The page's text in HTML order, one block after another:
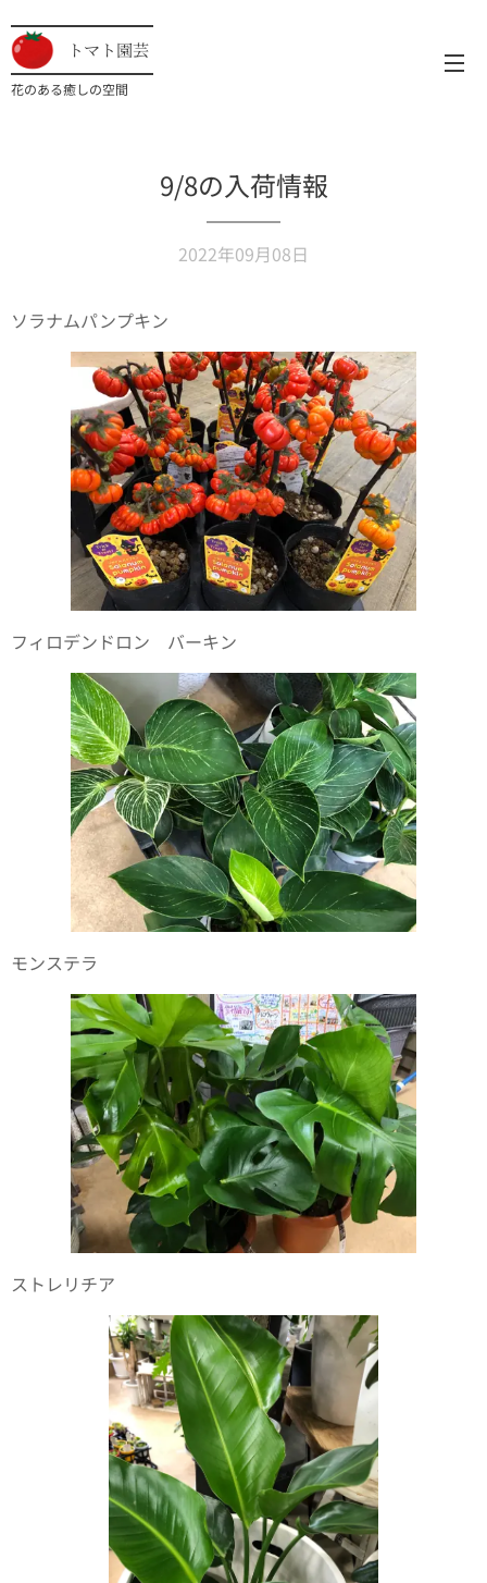
トマト園芸
花のある癒しの空間
9/8の入荷情報
2022年09月08日
ソラナムパンプキン🎃
フィロデンドロン バーキン🪴
モンステラ🪴
ストレリチア🪴